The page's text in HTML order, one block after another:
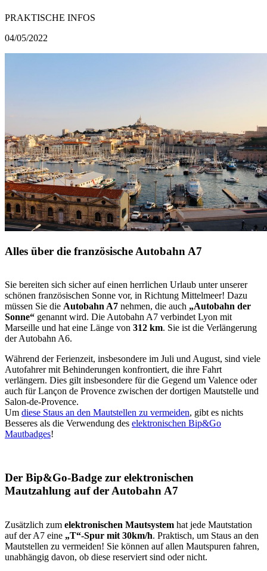
PRAKTISCHE INFOS
04/05/2022
Alles über die französische Autobahn A7
Sie bereiten sich sicher auf einen herrlichen Urlaub unter unserer
schönen französischen Sonne vor, in Richtung Mittelmeer! Dazu
müssen Sie die Autobahn A7 nehmen, die auch „Autobahn der
Sonne“ genannt wird. Die Autobahn A7 verbindet Lyon mit
Marseille und hat eine Länge von 312 km. Sie ist die Verlängerung
der Autobahn A6.
Während der Ferienzeit, insbesondere im Juli und August, sind viele
Autofahrer mit Behinderungen konfrontiert, die ihre Fahrt
verlängern. Dies gilt insbesondere für die Gegend um Valence oder
auch für Lançon de Provence zwischen der dortigen Mautstelle und
Salon-de-Provence.
Um diese Staus an den Mautstellen zu vermeiden, gibt es nichts
Besseres als die Verwendung des elektronischen Bip&Go
Mautbadges!
Der Bip&Go-Badge zur elektronischen
Mautzahlung auf der Autobahn A7
Zusätzlich zum elektronischen Mautsystem hat jede Mautstation
auf der A7 eine „T“-Spur mit 30km/h. Praktisch, um Staus an den
Mautstellen zu vermeiden! Sie können auf allen Mautspuren fahren,
unabhängig davon, ob diese reserviert sind oder nicht.